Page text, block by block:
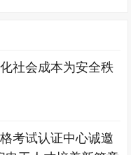
社会成本为安全秩
考试认证中心诚邀